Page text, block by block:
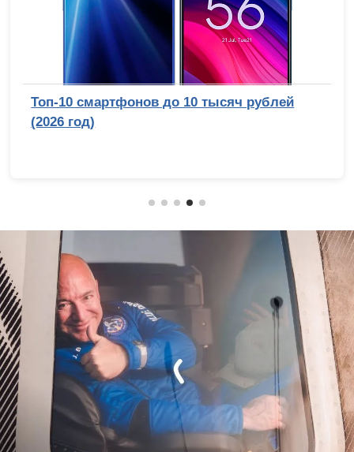
Топ-10 смартфонов до 10 тысяч рублей
(2026 год)